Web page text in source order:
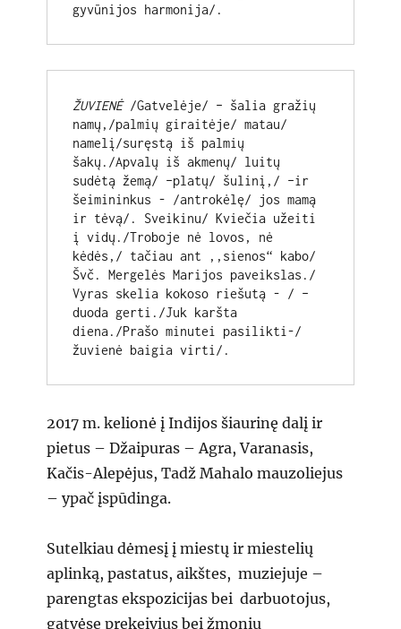
gyvūnijos harmonija/.
ŽUVIENĖ /Gatvelėje/ – šalia gražių
namų,/palmių giraitėje/ matau/
namelį/suręstą iš palmių
šakų./Apvalų iš akmenų/ luitų
sudėtą žemą/ –platų/ šulinį,/ –ir
šeimininkus - /antrokėlę/ jos mamą
ir tėvą/. Sveikinu/ Kviečia užeiti
į vidų./Troboje nė lovos, nė
kėdės,/ tačiau ant ,,sienos“ kabo/
Švč. Mergelės Marijos paveikslas./
Vyras skelia kokoso riešutą - / –
duoda gerti./Juk karšta
diena./Prašo minutei pasilikti-/
žuvienė baigia virti/.
2017 m. kelionė į Indijos šiaurinę dalį ir
pietus – Džaipuras – Agra, Varanasis,
Kačis-Alepėjus, Tadž Mahalo mauzoliejus
– ypač įspūdinga.
Sutelkiau dėmesį į miestų ir miestelių
aplinką, pastatus, aikštes, muziejuje –
parengtas ekspozicijas bei darbuotojus,
gatvėse prekeivius bei žmonių